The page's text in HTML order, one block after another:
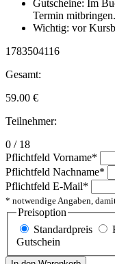
Gutscheine: Im
Termin mitbringen.
Wichtig: vor
1783504116
Gesamt:
59.00 €
Teilnehmer:
0 / 18
Pflichtfeld Vorname*
Pflichtfeld Nachname*
Pflichtfeld E-Mail*
* notwendige Angaben,
Preisoption
Standardpreis
Gutschein